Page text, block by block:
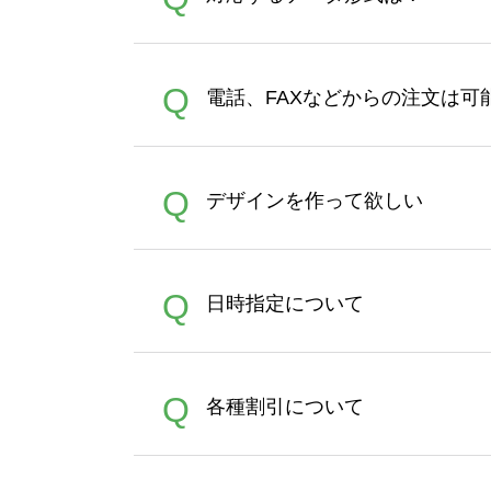
す。 30枚以上やシルク印刷な
さい。製作する数量が多けれ
A
ズは、20MBです。デジカメ
Illustratorからの直接入稿には
Q 電話、FAXなどからの注文は可
A
バッグコンシェルやタンブラ
Q デザインを作って欲しい
A
ン作成のお手伝いをすること
合は、デザインツールをご利
Q 日時指定について
A
者にご連絡いただき調整をお
Q 各種割引について